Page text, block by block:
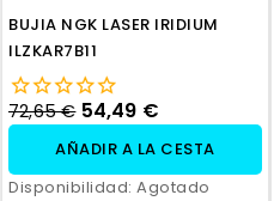
BUJIA NGK LASER IRIDIUM
ILZKAR7B11
72,65 € 54,49 €
AÑADIR A LA CESTA
Disponibilidad: Agotado